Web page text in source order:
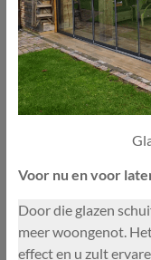
Voor nu en voor
Door die glazen
meer woongenot.
effect en u zult